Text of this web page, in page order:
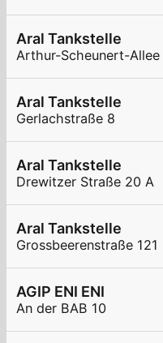
Aral Tankstelle
Arthur-Scheunert-Allee
Aral Tankstelle
Gerlachstraße 8
Aral Tankstelle
Drewitzer Straße 20 A
Aral Tankstelle
Grossbeerenstraße 121
AGIP ENI ENI
An der BAB 10